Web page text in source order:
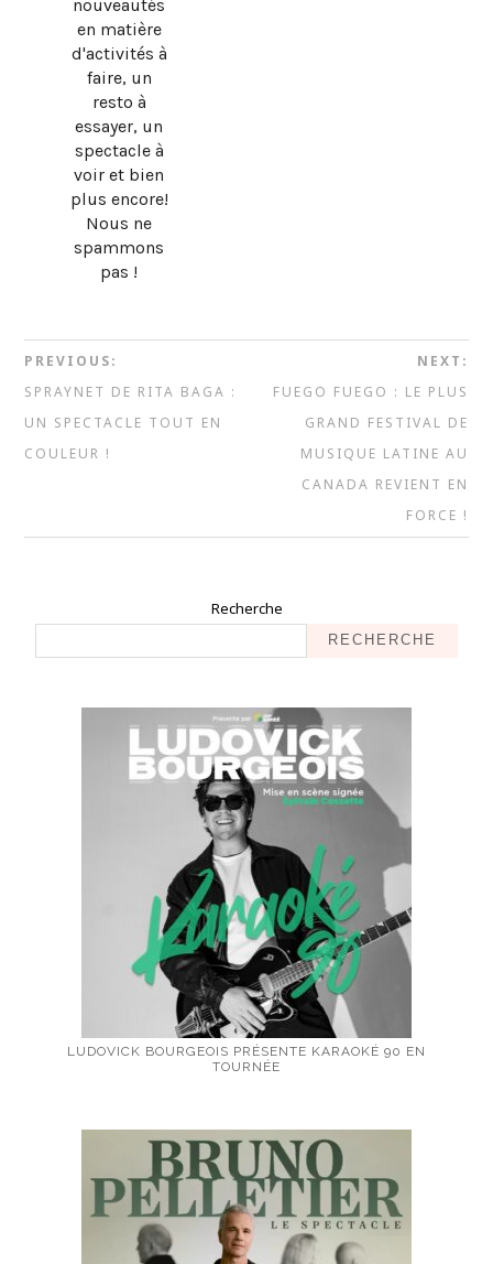
nouveautés
en matière
d'activités à
faire, un
resto à
essayer, un
spectacle à
voir et bien
plus encore!
Nous ne
spammons
pas !
PREVIOUS:
SPRAYNET DE RITA BAGA :
UN SPECTACLE TOUT EN
COULEUR !
NEXT:
FUEGO FUEGO : LE PLUS
GRAND FESTIVAL DE
MUSIQUE LATINE AU
CANADA REVIENT EN
FORCE !
Recherche
RECHERCHE
LUDOVICK BOURGEOIS PRÉSENTE KARAOKÉ 90 EN
TOURNÉE